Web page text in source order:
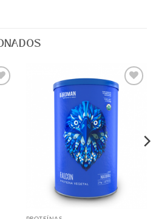
Agregar